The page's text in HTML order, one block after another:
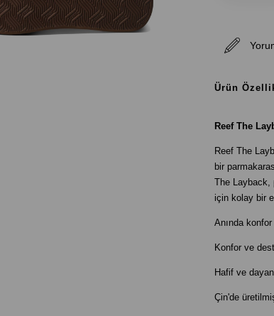
Ürün
Reef The
Reef The
bir
The Layback,
için kolay bir
Anında
Konfor ve
Hafif ve
Çin'de